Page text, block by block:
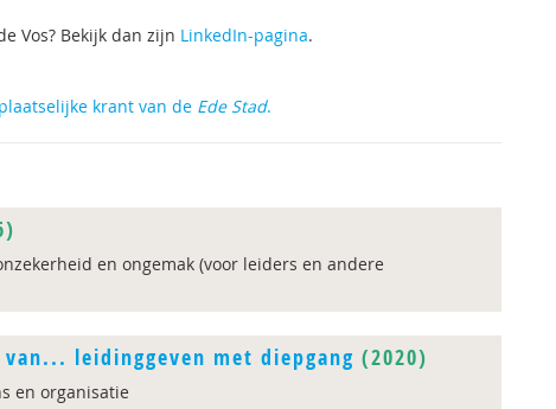
Vos? Bekijk dan zijn LinkedIn-pagina.
krant van de Ede Stad.
en ongemak (voor leiders en andere
leidinggeven met diepgang (2020)
en organisatie